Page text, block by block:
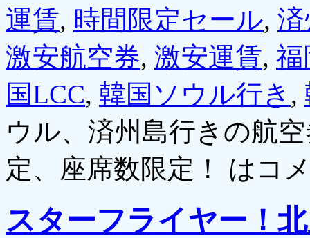
運賃, 時間限定セール,
激安航空券, 激安運賃, 福
国LCC, 韓国ソウル行き ,
ウル、済州島行きの航
定、座席数限定！ は コ
スターフライヤー！